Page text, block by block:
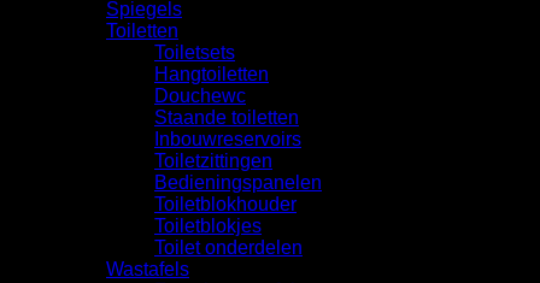
Spiegels
Toiletten
Toiletsets
Hangtoiletten
Douchewc
Staande toiletten
Inbouwreservoirs
Toiletzittingen
Bedieningspanelen
Toiletblokhouder
Toiletblokjes
Toilet onderdelen
Wastafels